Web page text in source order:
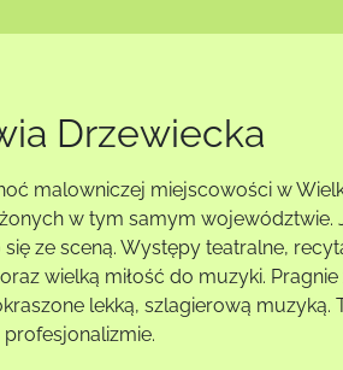
Drzewiecka
malowniczej miejscowości w
w tym samym województwie.
ze sceną. Występy teatralne,
wielką miłość do muzyki.
lekką, szlagierową muzyką.